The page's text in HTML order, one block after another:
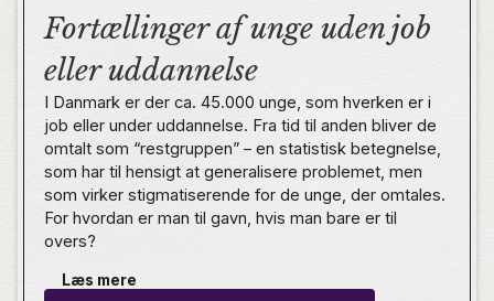
Fortællinger af unge uden job
eller uddannelse
I Danmark er der ca. 45.000 unge, som hverken er i
job eller under uddannelse. Fra tid til anden bliver de
omtalt som “restgruppen” – en statistisk betegnelse,
som har til hensigt at generalisere problemet, men
som virker stigmatiserende for de unge, der omtales.
For hvordan er man til gavn, hvis man bare er til
overs?
I De Resterende fortæller unge, hvordan de oplever
Læs mere